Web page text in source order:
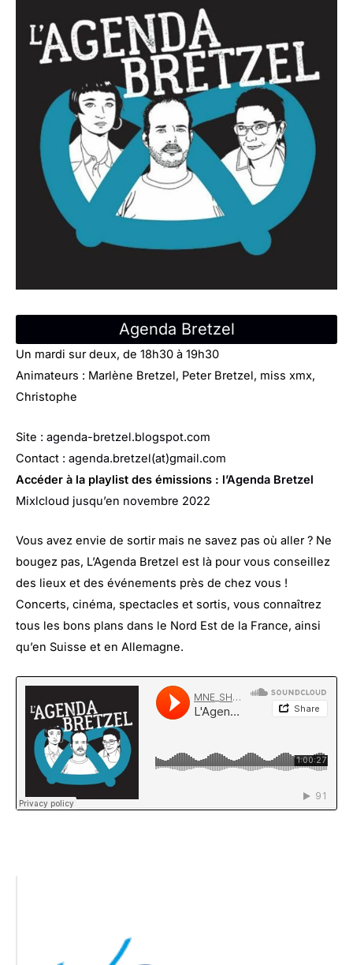
Agenda Bretzel
Un mardi sur deux, de 18h30 à 19h30
Animateurs : Marlène Bretzel, Peter Bretzel, miss xmx,
Christophe
Site : agenda-bretzel.blogspot.com
Contact : agenda.bretzel(at)gmail.com
Accéder à la playlist des émissions : l’Agenda Bretzel
Mixlcloud jusqu’en novembre 2022
Vous avez envie de sortir mais ne savez pas où aller ? Ne
bougez pas, L’Agenda Bretzel est là pour vous conseillez
des lieux et des événements près de chez vous !
Concerts, cinéma, spectacles et sortis, vous connaîtrez
tous les bons plans dans le Nord Est de la France, ainsi
qu’en Suisse et en Allemagne.